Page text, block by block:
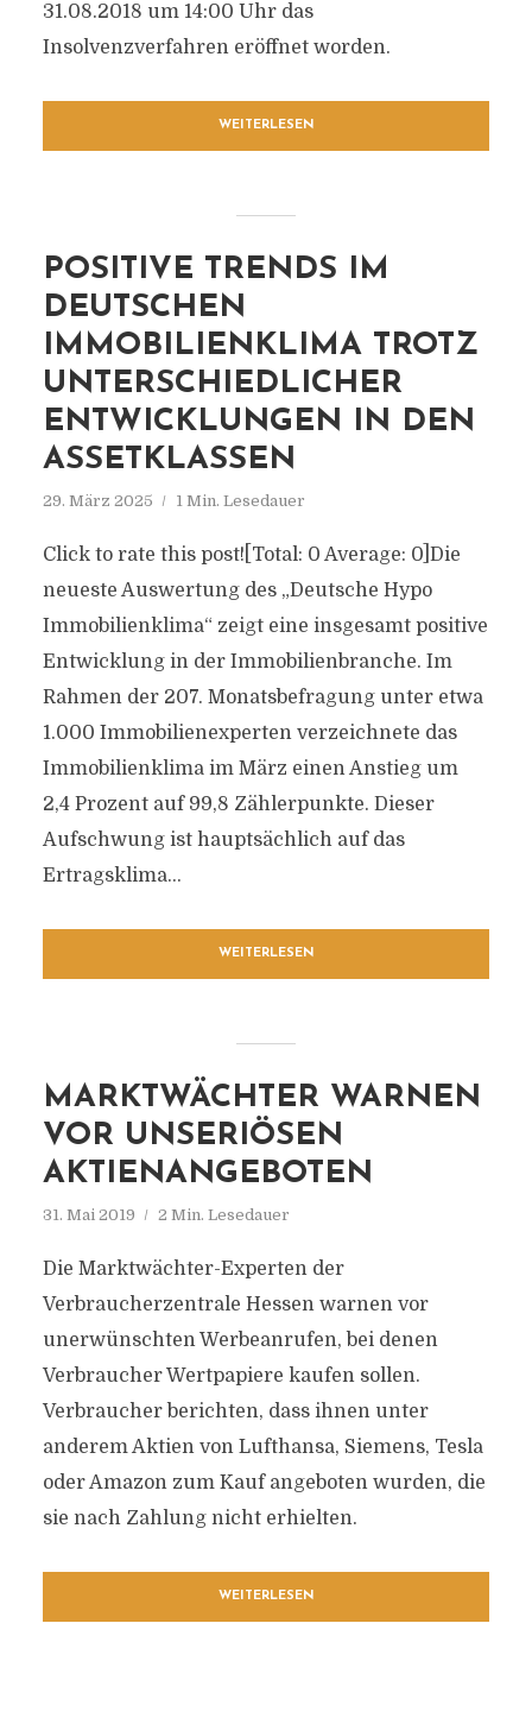
31.08.2018 um 14:00 Uhr das
Insolvenzverfahren eröffnet worden.
WEITERLESEN
POSITIVE TRENDS IM
DEUTSCHEN
IMMOBILIENKLIMA TROTZ
UNTERSCHIEDLICHER
ENTWICKLUNGEN IN DEN
ASSETKLASSEN
29. März 2025 1 Min. Lesedauer
Click to rate this post![Total: 0 Average: 0]Die
neueste Auswertung des „Deutsche Hypo
Immobilienklima“ zeigt eine insgesamt positive
Entwicklung in der Immobilienbranche. Im
Rahmen der 207. Monatsbefragung unter etwa
1.000 Immobilienexperten verzeichnete das
Immobilienklima im März einen Anstieg um
2,4 Prozent auf 99,8 Zählerpunkte. Dieser
Aufschwung ist hauptsächlich auf das
Ertragsklima...
WEITERLESEN
MARKTWÄCHTER WARNEN
VOR UNSERIÖSEN
AKTIENANGEBOTEN
31. Mai 2019 2 Min. Lesedauer
Die Marktwächter-Experten der
Verbraucherzentrale Hessen warnen vor
unerwünschten Werbeanrufen, bei denen
Verbraucher Wertpapiere kaufen sollen.
Verbraucher berichten, dass ihnen unter
anderem Aktien von Lufthansa, Siemens, Tesla
oder Amazon zum Kauf angeboten wurden, die
sie nach Zahlung nicht erhielten.
WEITERLESEN